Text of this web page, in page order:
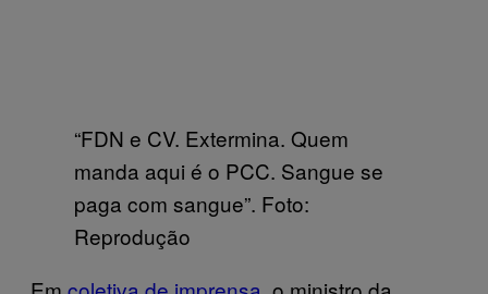
“FDN e CV. Extermina. Quem
manda aqui é o PCC. Sangue se
paga com sangue”. Foto:
Reprodução